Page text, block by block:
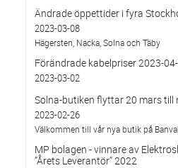
Ändrade öppettider i fyra
2023-03-08
Hägersten, Nacka, Solna och Täby
Förändrade kabelpriser 2023-
2023-03-02
Solna-butiken flyttar 20 mars till
2023-02-26
Välkommen till vår nya butik på
MP bolagen - vinnare av
”Årets Leverantör” 2022